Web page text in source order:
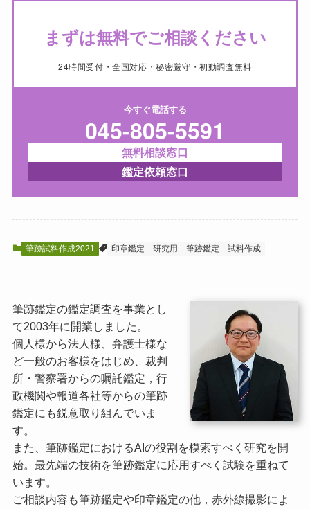
まずは無料でご相談ください
24時間受付・全国対応・秘密厳守・初動調査無料
今すぐ電話する
045-805-5591
無料相談窓口
鑑定依頼窓口
筆跡試料作成2021 印章鑑定 研究用 筆跡鑑定 試料作成
筆跡鑑定の鑑定調査を事業とし
て2003年に開業しました。
個人様から法人様、弁護士様な
ど一般のお客様をはじめ、裁判
所・警察署からの嘱託鑑定，行
政機関や報道各社等からの筆跡
鑑定にも鋭意取り組んでいま
す。
また、筆跡鑑定におけるAIの役割を模索すべく研究を開
始。最先端の技術を筆跡鑑定に応用すべく試験を重ねて
います。
ご相談内容も筆跡鑑定や印章鑑定の他，赤外線撮影によ